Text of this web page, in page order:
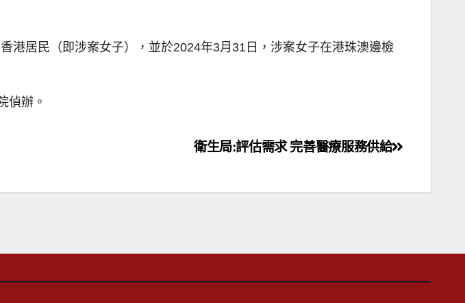
港居民（即涉案女子），並於2024年3月31日，涉案女子在港珠澳邊檢
偵辦。
衛生局:評估需求 完善醫療服務供給